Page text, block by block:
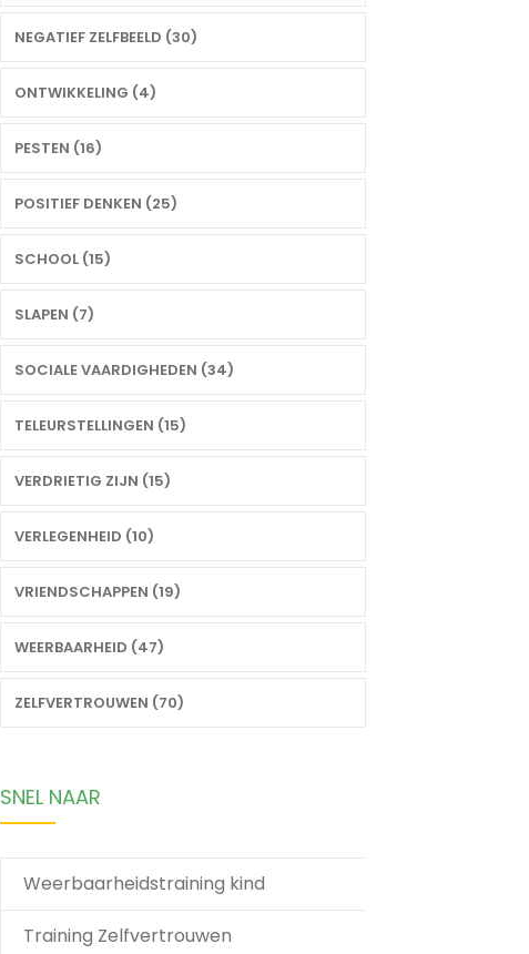
NEGATIEF ZELFBEELD (30)
ONTWIKKELING (4)
PESTEN (16)
POSITIEF DENKEN (25)
SCHOOL (15)
SLAPEN (7)
SOCIALE VAARDIGHEDEN (34)
TELEURSTELLINGEN (15)
VERDRIETIG ZIJN (15)
VERLEGENHEID (10)
VRIENDSCHAPPEN (19)
WEERBAARHEID (47)
ZELFVERTROUWEN (70)
SNEL NAAR
Weerbaarheidstraining kind
Training Zelfvertrouwen